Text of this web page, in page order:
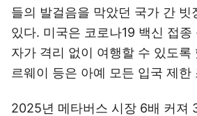
들의 발걸음을 막았던 국가 간 빗
있다. 미국은 코로나19 백신 접종
자가 격리 없이 여행할 수 있도록
르웨이 등은 아예 모든 입국 제한
2025년 메타버스 시장 6배 커져